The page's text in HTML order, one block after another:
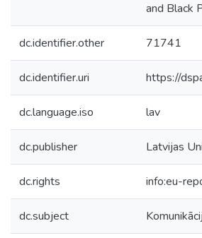
and Black
dc.identifier.other 71741
dc.identifier.uri https://
dc.language.iso lav
dc.publisher Latvijas
dc.rights info:eu-
dc.subject